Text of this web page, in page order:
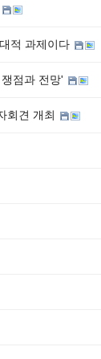
적 과제이다
점과 전망'
회견 개최